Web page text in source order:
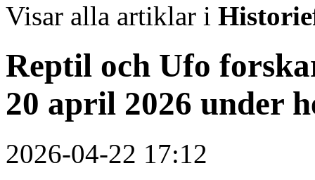
Visar alla artiklar i
Reptil och Ufo
20 april 2026 under
2026-04-22 17:12